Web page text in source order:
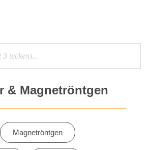
& Magnetröntgen
Magnetröntgen